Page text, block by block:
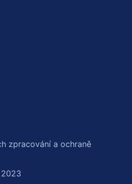
zpracování a ochraně